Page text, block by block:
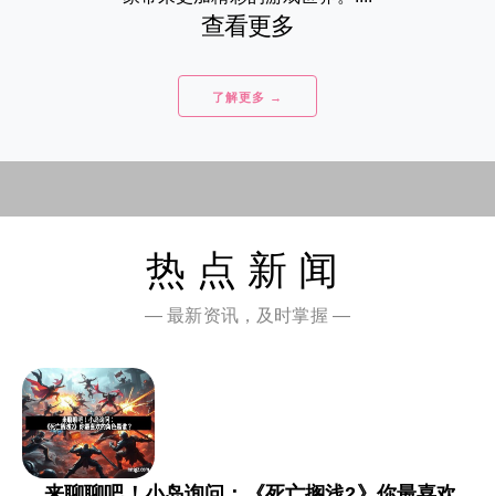
查看更多
了解更多 →
热点新闻
— 最新资讯，及时掌握 —